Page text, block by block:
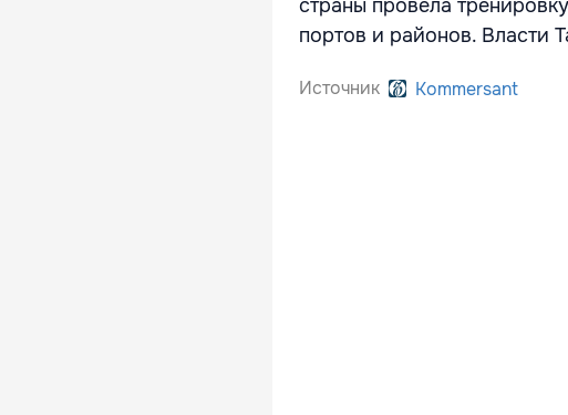
страны провела
портов и районов. Власти
Источник Kommersant